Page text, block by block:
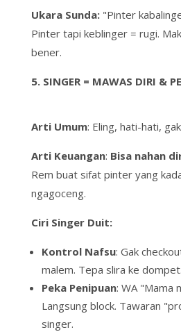
Ukara Sunda: "Pinter
Pinter tapi keblinger = rugi.
bener.
5. SINGER = MAWAS DIRI &
Arti Umum: Eling, hati-hati,
Arti Keuangan: Bisa nahan
Rem buat sifat pinteryang
ngagoceng.
Ciri SingerDuit:
Kontrol Nafsu: Gak
malem. Tepa slira ke dompet.
Peka Penipuan: WA "Mama
Langsung block. Tawaran
singer.